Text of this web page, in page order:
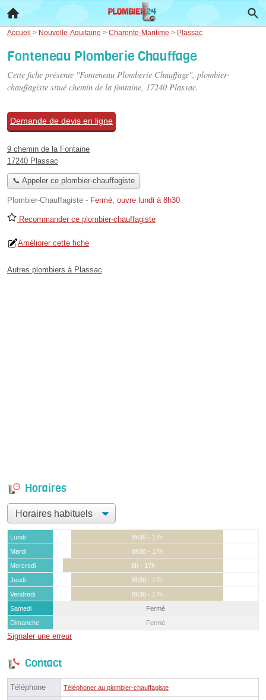
Accueil > Nouvelle-Aquitaine > Charente-Maritime > Plassac
Fonteneau Plomberie Chauffage
Cette fiche présente "Fonteneau Plomberie Chauffage", plombier-
chauffagiste situé chemin de la fontaine, 17240 Plassac.
Demande de devis en ligne
9 chemin de la Fontaine
17240 Plassac
📞 Appeler ce plombier-chauffagiste
Plombier-Chauffagiste - Fermé, ouvre lundi à 8h30
Recommander ce plombier-chauffagiste
Améliorer cette fiche
Autres plombiers à Plassac
Horaires
Lundi
8h30 - 17h
Mardi
8h30 - 17h
Mercredi
8h - 17h
Jeudi
8h30 - 17h
Vendredi
8h30 - 17h
Samedi
Fermé
Dimanche
Fermé
Signaler une erreur
Contact
Téléphone Téléphoner au plombier-chauffagiste